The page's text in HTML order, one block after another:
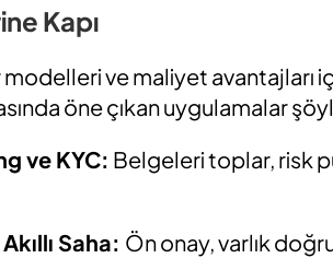
Kapı
ve maliyet avantajları
öne çıkan uygulamalar
ve KYC: Belgeleri toplar, risk
Saha: Ön onay, varlık